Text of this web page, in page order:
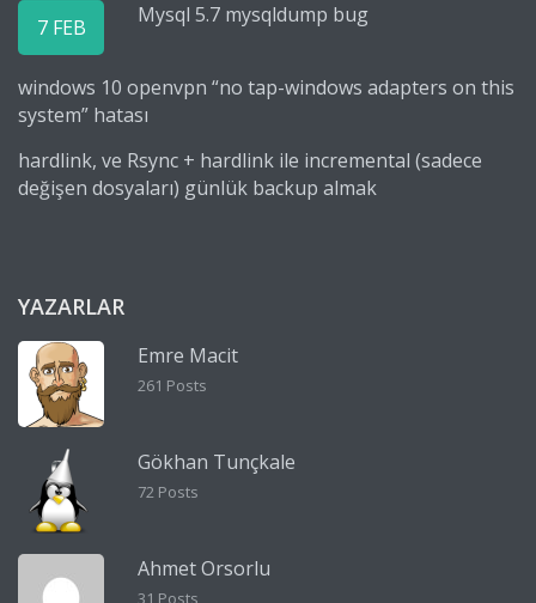
7 FEB Mysql 5.7 mysqldump bug
windows 10 openvpn “no tap-windows adapters on this
system” hatası
hardlink, ve Rsync + hardlink ile incremental (sadece
değişen dosyaları) günlük backup almak
YAZARLAR
Emre Macit
261 Posts
Gökhan Tunçkale
72 Posts
Ahmet Orsorlu
31 Posts